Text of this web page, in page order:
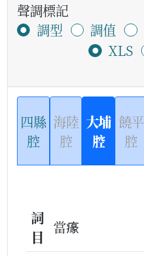
聲調標記
調型
調值
XLS
四縣
腔
海陸
腔
大埔
腔
饒平
腔
詞
目
當𤸁